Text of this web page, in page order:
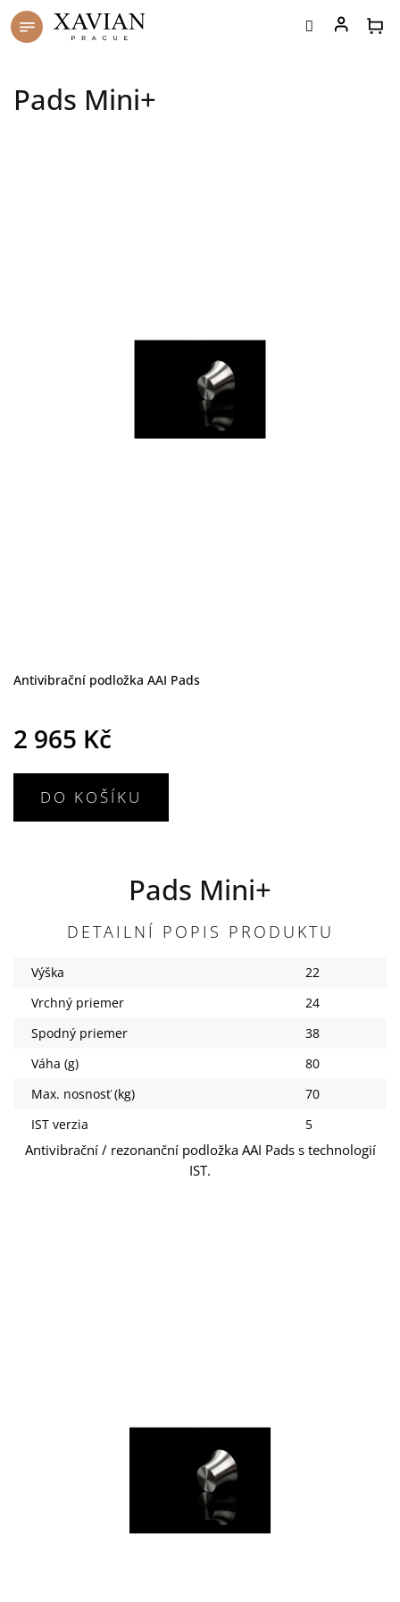
Přejít
na
Pads Mini+
2 965 Kč
DO KOŠÍKU
Antivibrační podložka AAI Pads
Pads Mini+
DETAILNÍ POPIS PRODUKTU
Výška
22
Vrchný priemer
24
Spodný priemer
38
Váha (g)
80
Max. nosnosť (kg)
70
IST verzia
5
Antivibrační / rezonanční podložka AAI Pads s technologií
IST.